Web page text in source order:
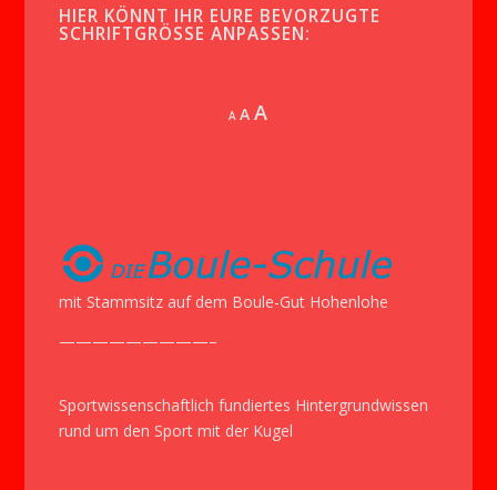
HIER KÖNNT IHR EURE BEVORZUGTE
SCHRIFTGRÖSSE ANPASSEN:
A Decrease
AReset
AIncrease
mit Stammsitz auf dem Boule-Gut Hohenlohe
—————————–
Sportwissenschaftlich fundiertes Hintergrundwissen
rund um den Sport mit der Kugel